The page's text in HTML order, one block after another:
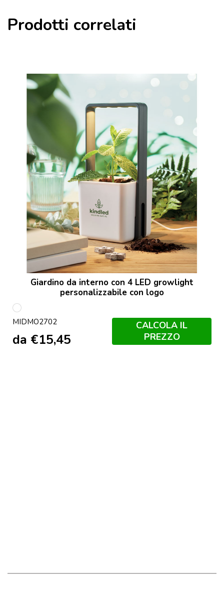
Prodotti correlati
Giardino da interno con 4 LED growlight
personalizzabile con logo
Bianco
MIDMO2702
da €15,45
CALCOLA IL
PREZZO